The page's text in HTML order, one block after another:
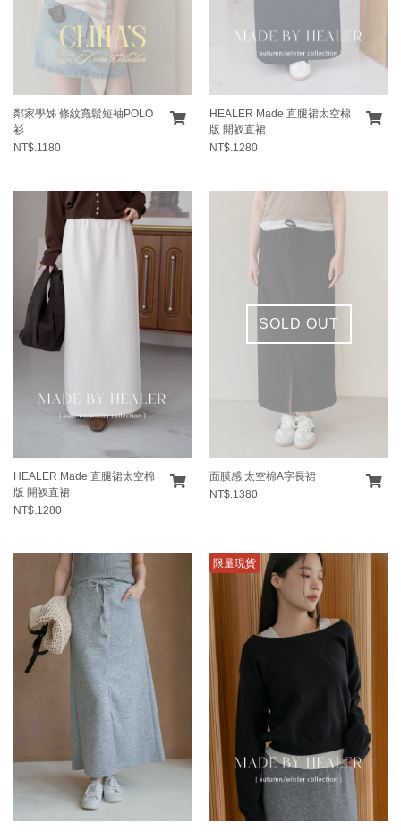
鄰家學姊 條紋寬鬆短袖POLO
衫
NT$.1180
HEALER Made 直腿裙太空棉
版 開衩直裙
NT$.1280
HEALER Made 直腿裙太空棉
版 開衩直裙
NT$.1280
SOLD OUT
面膜感 太空棉A字長裙
NT$.1380
限量現貨